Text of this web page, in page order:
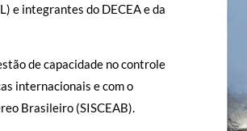
e integrantes do DECEA e da
de capacidade no controle
internacionais e com o
Brasileiro (SISCEAB).